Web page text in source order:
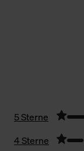
5 Sterne
4 Sterne